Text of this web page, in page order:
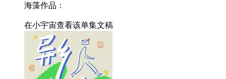
海藻作品：
在小宇宙查看该单集文稿